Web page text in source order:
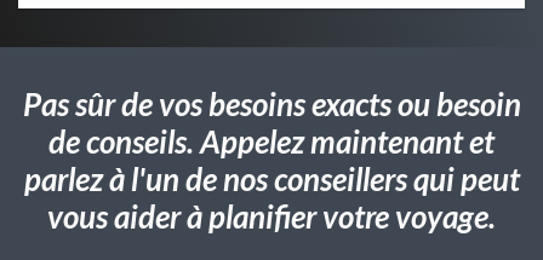
Pas sûr de vos besoins exacts ou besoin
de conseils. Appelez maintenant et
parlez à l'un de nos conseillers qui peut
vous aider à planifier votre voyage.